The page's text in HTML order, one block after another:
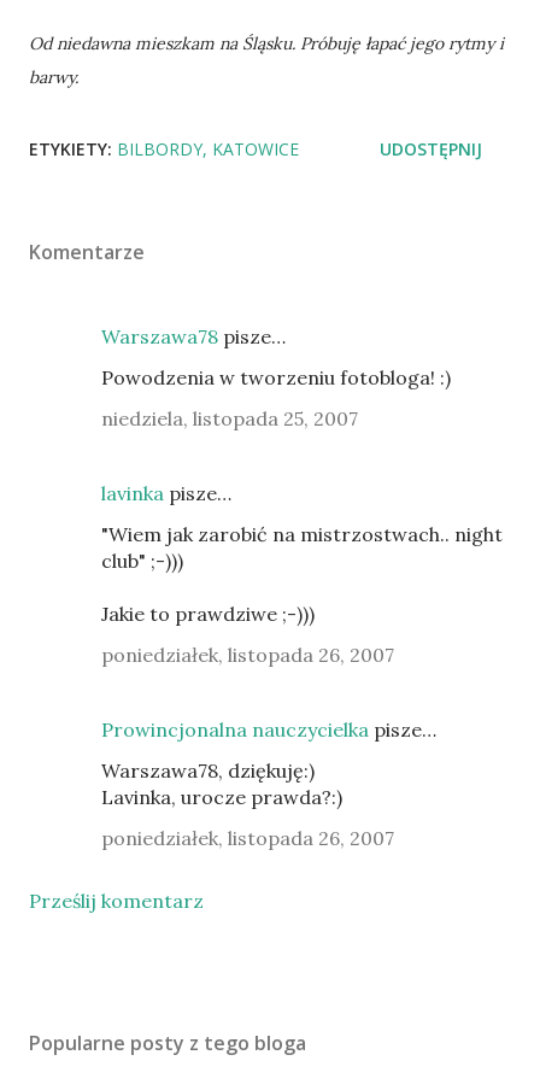
Od niedawna mieszkam na Śląsku. Próbuję łapać jego rytmy i
barwy.
ETYKIETY: BILBORDY KATOWICE UDOSTĘPNIJ
Komentarze
Warszawa78 pisze…
Powodzenia w tworzeniu fotobloga! :)
niedziela, listopada 25, 2007
lavinka pisze…
"Wiem jak zarobić na mistrzostwach.. night
club" ;-)))
Jakie to prawdziwe ;-)))
poniedziałek, listopada 26, 2007
Prowincjonalna nauczycielka pisze…
Warszawa78, dziękuję:)
Lavinka, urocze prawda?:)
poniedziałek, listopada 26, 2007
Prześlij komentarz
Popularne posty z tego bloga